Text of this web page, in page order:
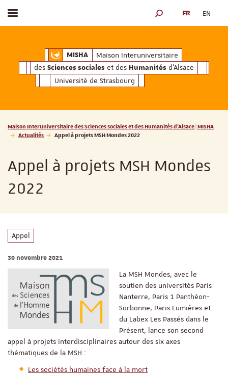
MISHAMaison Interuniversitaire des
Maison Interuniversitaire
des Sciences sociales et des Humanités d'Alsace
Université de Strasbourg
Afficher / masquer le menu MOTEUR DE
FR EN
Vous êtes ici :
Maison Interuniversitaire des Sciences sociales et des Humanités d'Alsace | MISHA
Actualités
Appel à projets MSH Mondes 2022
Appel à projets MSH Mondes
2022
Appel
30 novembre 2021
La MSH Mondes, avec le
soutien des universités Paris
Nanterre, Paris 1 Panthéon-
Sorbonne, Paris Lumières et
du Labex Les Passés dans le
Présent, lance son second
appel à projets interdisciplinaires autour des six axes
thématiques de la MSH :
Les sociétés humaines face à la mort